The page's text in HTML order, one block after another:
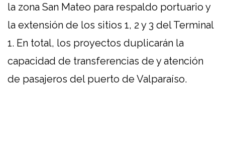
la zona San Mateo para respaldo portuario y
la extensión de los sitios 1, 2 y 3 del Terminal
1. En total, los proyectos duplicarán la
capacidad de transferencias de y atención
de pasajeros del puerto de Valparaíso.